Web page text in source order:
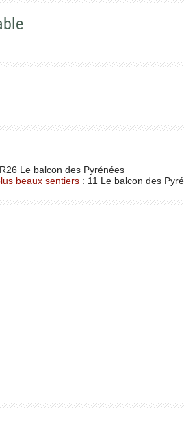
Le balcon des Pyrénées
beaux sentiers : 11 Le balcon des